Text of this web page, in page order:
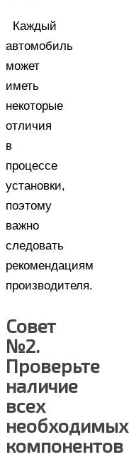
Каждый
автомобиль
может
иметь
некоторые
отличия
в
процессе
установки,
поэтому
важно
следовать
рекомендациям
производителя.
Совет
№2.
Проверьте
наличие
всех
необходимых
компонентов